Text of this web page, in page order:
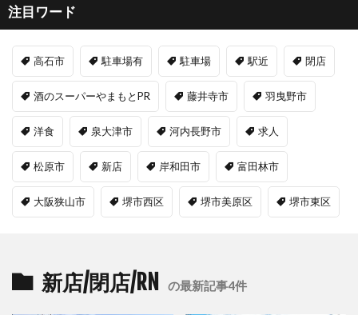
注目ワード
高石市 駐車場有 駐車場 駅近 閉店
酒のスーパーやまもとPR 藤井寺市 羽曳野市
洋食 泉大津市 河内長野市 求人
松原市 新店 岸和田市 富田林市
大阪狭山市 堺市西区 堺市美原区 堺市東区
新店/閉店/RN の最新記事4件